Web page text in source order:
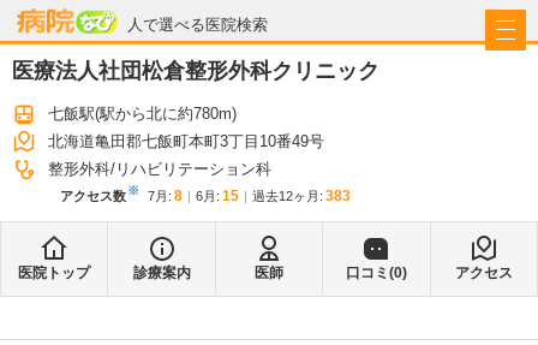
人で選べる医院検索
病院なび
医療法人社団松倉整形外科クリニック
七飯駅(駅から北に約780m)
北海道亀田郡七飯町本町3丁目10番49号
整形外科 リハビリテーション科
アクセス数※ 7月 : 8 6月 : 15 過去12ヶ月: 383
医院トップ 診療案内 医師 口コミ(0) アクセス